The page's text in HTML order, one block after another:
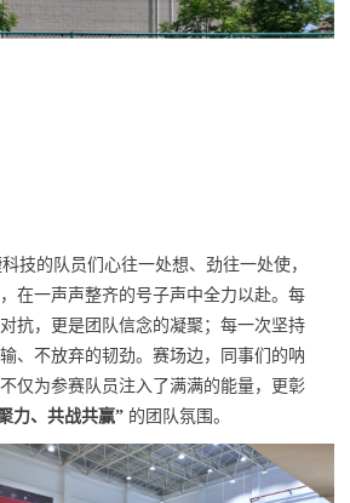
技的队员们心往一处想、劲往一处使，
在一声声整齐的号子声中全力以赴。每
抗，更是团队信念的凝聚；每一次坚持
、不放弃的韧劲。赛场边，同事们的呐
仅为参赛队员注入了满满的能量，更彰
力、共战共赢” 的团队氛围。